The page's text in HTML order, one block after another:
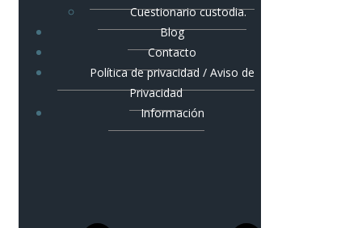
Cuestionario custodia.
Blog
Contacto
Política de privacidad / Aviso de
Privacidad
Información